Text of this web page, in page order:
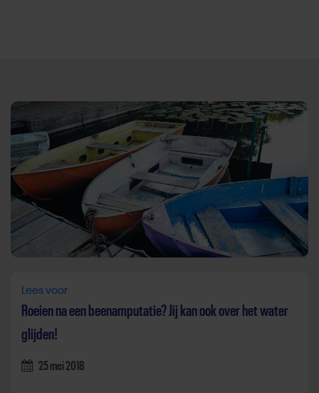
Direct door naar content
Lees voor
Roeien na een beenamputatie? Jij kan ook over het water
glijden!
25 mei 2018